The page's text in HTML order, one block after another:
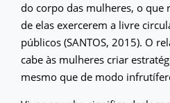
do corpo das mulheres, o que
de elas exercerem a livre
públicos (SANTOS, 2015). O
cabe às mulheres criar
mesmo que de modo